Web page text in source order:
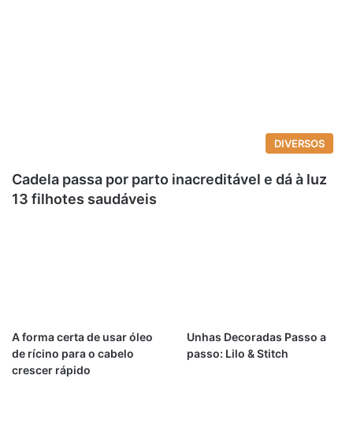
DIVERSOS
Cadela passa por parto inacreditável e dá à luz
13 filhotes saudáveis
A forma certa de usar óleo
de rícino para o cabelo
crescer rápido
Unhas Decoradas Passo a
passo: Lilo & Stitch